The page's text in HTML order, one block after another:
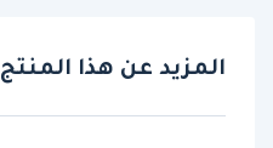
المزيد عن هذا المنتج